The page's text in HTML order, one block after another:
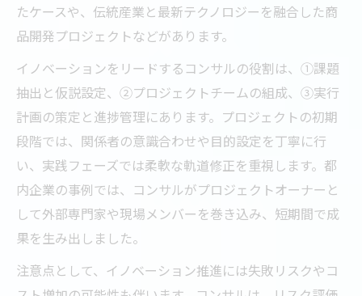
たケースや、伝統産業と最新テクノロジーを融合した商
品開発プロジェクトなどがあります。
イノベーションをリードするコンサルの役割は、①課題
抽出と仮説設定、②プロジェクトチームの組成、③実行
計画の策定と進捗管理にあります。プロジェクトの初期
段階では、関係者の意識合わせや目的設定を丁寧に行
い、実践フェーズでは柔軟な軌道修正を重視します。都
内企業の事例では、コンサルがプロジェクトオーナーと
して外部専門家や現場メンバーを巻き込み、短期間で成
果を生み出しました。
注意点として、イノベーション推進には失敗リスクやコ